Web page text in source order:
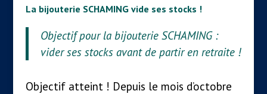
La bijouterie SCHAMING vide ses stocks !
Objectif pour la bijouterie SCHAMING :
vider ses stocks avant de partir en retraite !
Objectif atteint ! Depuis le mois d’octobre